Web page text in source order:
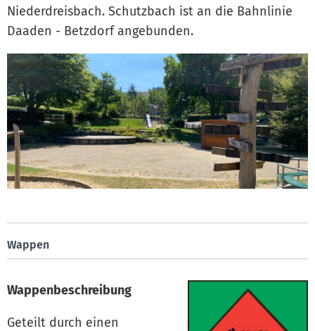
Niederdreisbach. Schutzbach ist an die Bahnlinie
Daaden - Betzdorf angebunden.
Wappen
Wappenbeschreibung
Geteilt durch einen